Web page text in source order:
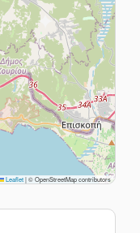
Leaflet|© OpenStreetMap contributors